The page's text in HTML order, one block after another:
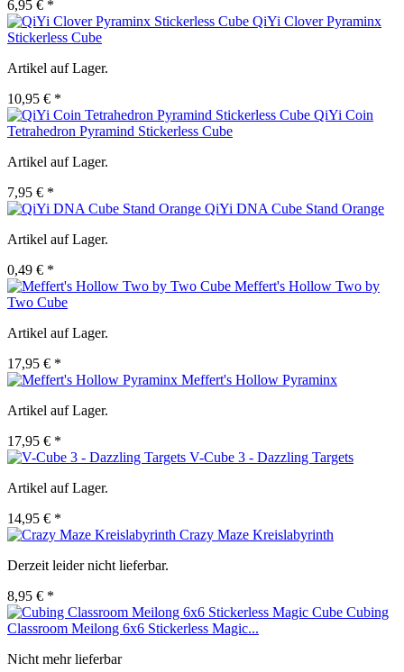
6,95 € *
QiYi Clover Pyraminx
Stickerless Cube
Artikel auf Lager.
10,95 € *
QiYi Coin
Tetrahedron Pyramind Stickerless Cube
Artikel auf Lager.
7,95 € *
QiYi DNA Cube Stand Orange
Artikel auf Lager.
0,49 € *
Meffert's Hollow Two by
Two Cube
Artikel auf Lager.
17,95 € *
Meffert's Hollow Pyraminx
Artikel auf Lager.
17,95 € *
V-Cube 3 - Dazzling Targets
Artikel auf Lager.
14,95 € *
Crazy Maze Kreislabyrinth
Derzeit leider nicht lieferbar.
8,95 € *
Cubing
Classroom Meilong 6x6 Stickerless Magic...
Nicht mehr lieferbar